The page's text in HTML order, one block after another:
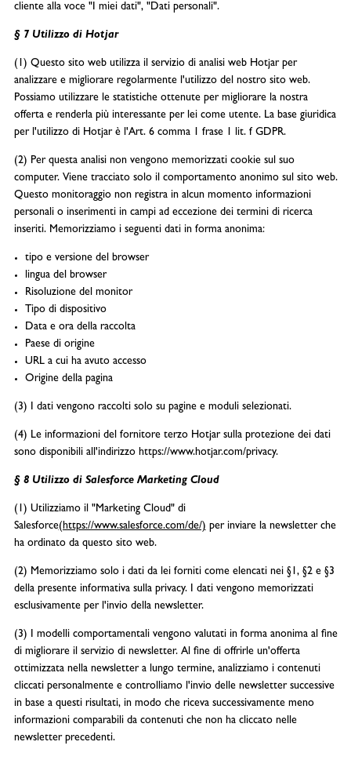
cliente alla voce "I miei dati", "Dati personali".
§ 7 Utilizzo di Hotjar
(1) Questo sito web utilizza il servizio di analisi web Hotjar per
analizzare e migliorare regolarmente l'utilizzo del nostro sito web.
Possiamo utilizzare le statistiche ottenute per migliorare la nostra
offerta e renderla più interessante per lei come utente. La base giuridica
per l'utilizzo di Hotjar è l'Art. 6 comma 1 frase 1 lit. f GDPR.
(2) Per questa analisi non vengono memorizzati cookie sul suo
computer. Viene tracciato solo il comportamento anonimo sul sito web.
Questo monitoraggio non registra in alcun momento informazioni
personali o inserimenti in campi ad eccezione dei termini di ricerca
inseriti. Memorizziamo i seguenti dati in forma anonima:
tipo e versione del browser
lingua del browser
Risoluzione del monitor
Tipo di dispositivo
Data e ora della raccolta
Paese di origine
URL a cui ha avuto accesso
Origine della pagina
(3) I dati vengono raccolti solo su pagine e moduli selezionati.
(4) Le informazioni del fornitore terzo Hotjar sulla protezione dei dati
sono disponibili all'indirizzo https://www.hotjar.com/privacy.
§ 8 Utilizzo di Salesforce Marketing Cloud
(1) Utilizziamo il "Marketing Cloud" di
Salesforce(https://www.salesforce.com/de/) per inviare la newsletter che
ha ordinato da questo sito web.
(2) Memorizziamo solo i dati da lei forniti come elencati nei §1, §2 e §3
della presente informativa sulla privacy. I dati vengono memorizzati
esclusivamente per l'invio della newsletter.
(3) I modelli comportamentali vengono valutati in forma anonima al fine
di migliorare il servizio di newsletter. Al fine di offrirle un'offerta
ottimizzata nella newsletter a lungo termine, analizziamo i contenuti
cliccati personalmente e controlliamo l'invio delle newsletter successive
in base a questi risultati, in modo che riceva successivamente meno
informazioni comparabili da contenuti che non ha cliccato nelle
newsletter precedenti.